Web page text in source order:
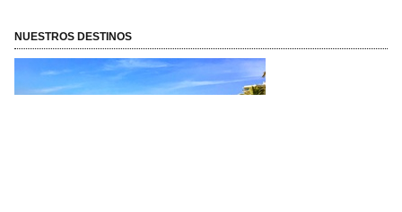
NUESTROS DESTINOS